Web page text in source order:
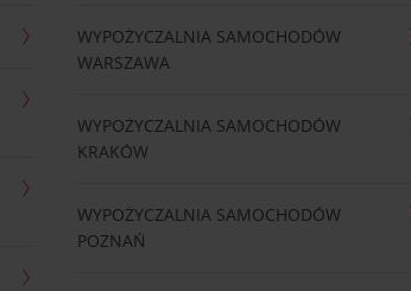
WYPOŻYCZALNIA SAMOCHODÓW
WARSZAWA
WYPOŻYCZALNIA SAMOCHODÓW
KRAKÓW
WYPOŻYCZALNIA SAMOCHODÓW
POZNAŃ